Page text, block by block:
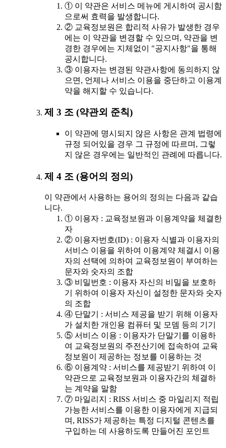
① 이 약관은 서비스 메뉴에 게시하여 공시함
으로써 효력을 발생합니다.
② 교육정보원은 합리적 사유가 발생한 경우
에는 이 약관을 변경할 수 있으며, 약관을 변
경한 경우에는 지체없이 "공지사항"을 통해
공시합니다.
③ 이용자는 변경된 약관사항에 동의하지 않
으면, 언제나 서비스 이용을 중단하고 이용계
약을 해지할 수 있습니다.
제 3 조 (약관외 준칙)
이 약관에 명시되지 않은 사항은 관계 법령에
규정 되어있을 경우 그 규정에 따르며, 그렇
지 않은 경우에는 일반적인 관례에 따릅니다.
제 4 조 (용어의 정의)
이 약관에서 사용하는 용어의 정의는 다음과 같습
니다.
① 이용자 : 교육정보원과 이용계약을 체결한
자
② 이용자번호(ID) : 이용자 식별과 이용자의
서비스 이용을 위하여 이용계약 체결시 이용
자의 선택에 의하여 교육정보원이 부여하는
문자와 숫자의 조합
③ 비밀번호 : 이용자 자신의 비밀을 보호하
기 위하여 이용자 자신이 설정한 문자와 숫자
의 조합
④ 단말기 : 서비스 제공을 받기 위해 이용자
가 설치한 개인용 컴퓨터 및 모뎀 등의 기기
⑤ 서비스 이용 : 이용자가 단말기를 이용하
여 교육정보원의 주전산기에 접속하여 교육
정보원이 제공하는 정보를 이용하는 것
⑥ 이용계약 : 서비스를 제공받기 위하여 이
약관으로 교육정보원과 이용자간의 체결하
는 계약을 말함
⑦ 마일리지 : RISS 서비스 중 마일리지 적립
가능한 서비스를 이용한 이용자에게 지급되
며, RISS가 제공하는 특정 디지털 콘텐츠를
구입하는 데 사용하도록 만들어진 포인트